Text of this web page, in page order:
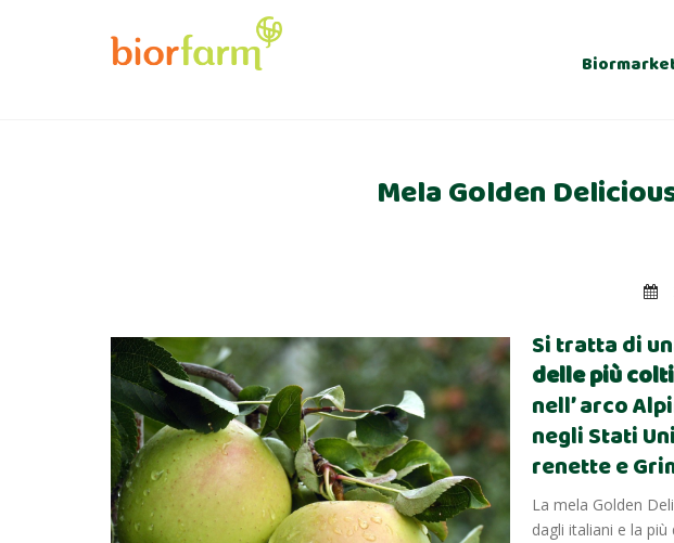
Mela Golden
Si tratta di
delle più
nell’ arco
negli Stati
renette e
La mela Golden
dagli italiani e la